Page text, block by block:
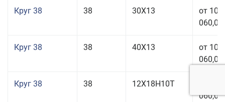
Круг 38 38 30Х13
от 101
060,00
Круг 38 38 40Х13
от 101
060,00
Круг 38 38 12Х18Н10Т
060,00